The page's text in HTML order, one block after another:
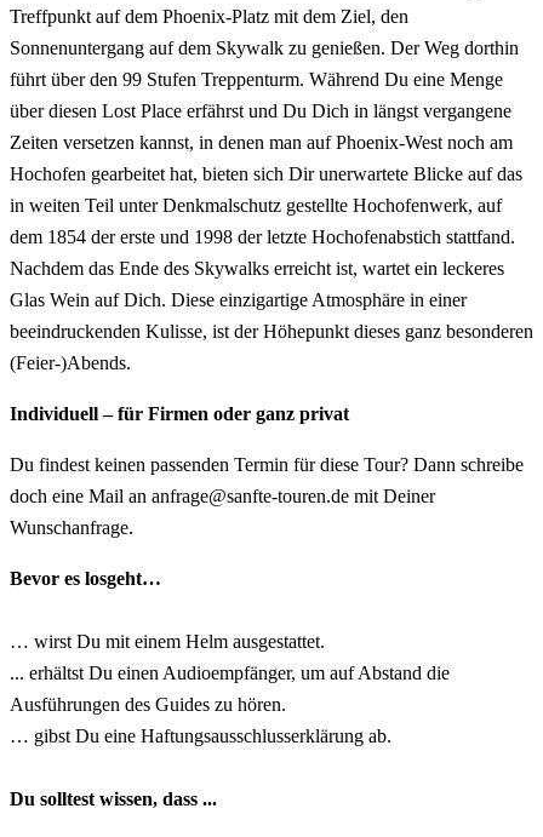
Treffpunkt auf dem Phoenix-Platz mit dem Ziel, den
Sonnenuntergang auf dem Skywalk zu genießen. Der Weg dorthin
führt über den 99 Stufen Treppenturm. Während Du eine Menge
über diesen Lost Place erfährst und Du Dich in längst vergangene
Zeiten versetzen kannst, in denen man auf Phoenix-West noch am
Hochofen gearbeitet hat, bieten sich Dir unerwartete Blicke auf das
in weiten Teil unter Denkmalschutz gestellte Hochofenwerk, auf
dem 1854 der erste und 1998 der letzte Hochofenabstich stattfand.
Nachdem das Ende des Skywalks erreicht ist, wartet ein leckeres
Glas Wein auf Dich. Diese einzigartige Atmosphäre in einer
beeindruckenden Kulisse, ist der Höhepunkt dieses ganz besonderen
(Feier-)Abends.
Individuell – für Firmen oder ganz privat
Du findest keinen passenden Termin für diese Tour? Dann schreibe
doch eine Mail an anfrage@sanfte-touren.de mit Deiner
Wunschanfrage.
Bevor es losgeht…
… wirst Du mit einem Helm ausgestattet.
... erhältst Du einen Audioempfänger, um auf Abstand die
Ausführungen des Guides zu hören.
… gibst Du eine Haftungsausschlusserklärung ab.
Du solltest wissen, dass ...